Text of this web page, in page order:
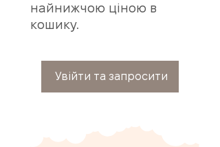
найнижчою ціною в
кошику.
Увійти та запросити